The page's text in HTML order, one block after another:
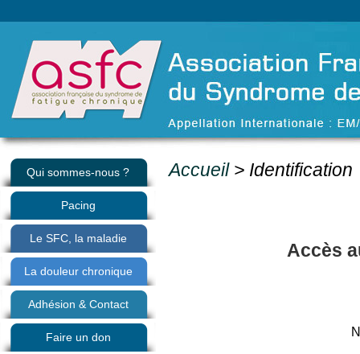
Accueil> Identification
Accès
Qui sommes-nous ?
Pacing
Le SFC, la maladie
La douleur chronique
Adhésion & Contact
Faire un don